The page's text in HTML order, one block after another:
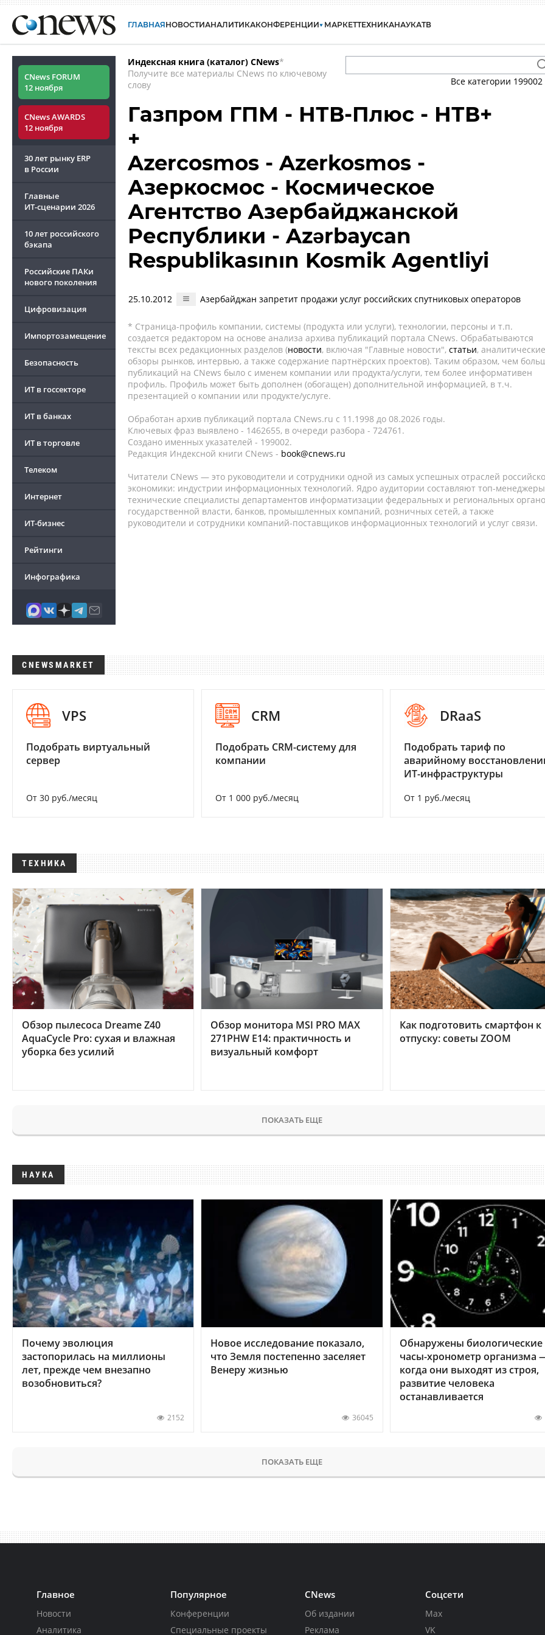
ГЛАВНАЯНОВОСТИАНАЛИТИКАКОНФЕРЕНЦИИ МАРКЕТТЕХНИКАНАУКАТВ
CNews FORUM
12 ноября
CNews AWARDS
12 ноября
30 лет рынку ERP
в России
Главные
ИТ-сценарии 2026
10 лет российского
бэкапа
Российские ПАКи
нового поколения
Цифровизация
Импортозамещение
Безопасность
ИТ в госсекторе
ИТ в банках
ИТ в торговле
Телеком
Интернет
ИТ-бизнес
Рейтинги
Инфографика
Индексная книга (каталог) CNews*
Получите все материалы CNews по ключевому
слову
Все категории 199002
Газпром ГПМ - НТВ-Плюс - НТВ+
+
Azercosmos - Azerkosmos -
Азеркосмос - Космическое
Агентство Азербайджанской
Республики - Azərbaycan
Respublikasının Kosmik Agentliyi
25.10.2012 Азербайджан запретит продажи услуг российских спутниковых операторов
* Страница-профиль компании, системы (продукта или услуги), технологии, персоны и т.п.
создается редактором на основе анализа архива публикаций портала CNews. Обрабатываются
тексты всех редакционных разделов (новости, включая "Главные новости", статьи, аналитические
обзоры рынков, интервью, а также содержание партнёрских проектов). Таким образом, чем
публикаций на CNews было с именем компании или продукта/услуги, тем более информативен
профиль. Профиль может быть дополнен (обогащен) дополнительной информацией, в т.ч.
презентацией о компании или продукте/услуге.
Обработан архив публикаций портала CNews.ru c 11.1998 до 08.2026 годы.
Ключевых фраз выявлено - 1462655, в очереди разбора - 724761.
Создано именных указателей - 199002.
Редакция Индексной книги CNews - book@cnews.ru
Читатели CNews — это руководители и сотрудники одной из самых успешных отраслей
экономики: индустрии информационных технологий. Ядро аудитории составляют топ-
технические специалисты департаментов информатизации федеральных и региональных
государственной власти, банков, промышленных компаний, розничных сетей, а также
руководители и сотрудники компаний-поставщиков информационных технологий и услуг связи.
CNEWSMARKET
VPS
Подобрать виртуальный
сервер
От 30 руб./месяц
CRM
Подобрать CRM-систему для
компании
От 1 000 руб./месяц
DRaaS
Подобрать тариф по
аварийному
ИТ-инфраструктуры
От 1 руб./месяц
ТЕХНИКА
Обзор пылесоса Dreame Z40
AquaCycle Pro: сухая и влажная
уборка без усилий
Обзор монитора MSI PRO MAX
271PHW E14: практичность и
визуальный комфорт
Как подготовить смартфон к
отпуску: советы ZOOM
ПОКАЗАТЬ ЕЩЕ
НАУКА
Почему эволюция
застопорилась на миллионы
лет, прежде чем внезапно
возобновиться?
2152
Новое исследование показало,
что Земля постепенно заселяет
Венеру жизнью
36045
Обнаружены биологические
часы-хронометр организма
когда они выходят из строя,
развитие человека
останавливается
ПОКАЗАТЬ ЕЩЕ
Главное
Новости
Аналитика
Популярное
Конференции
Специальные проекты
CNews
Об издании
Реклама
Соцсети
Max
VK